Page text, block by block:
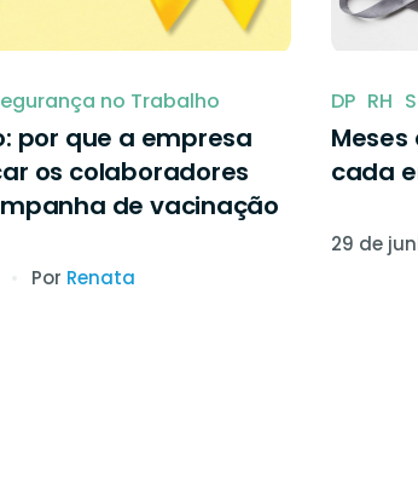
no Trabalho
por que a empresa
os colaboradores
de vacinação
Por Renata
DP RH
cada
29 de